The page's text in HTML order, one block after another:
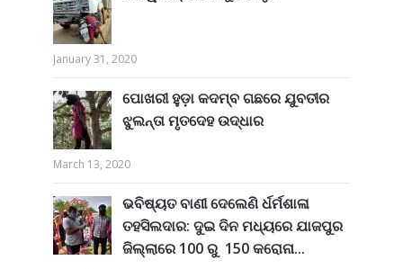
January 31, 2020
ପୋଖରୀ ହୁଡ଼ା କଦମ୍ବ ଗଛରେ ଯୁବତୀର
ଝୁଲନ୍ତା ମୃତଦେହ ଉଦ୍ଧାର
March 13, 2020
ଭବିଷ୍ୟତ ବାଣୀ ଦେଲେଣି ର୍ଧର୍ମଶାଳା
ତହସିଲଦାର: ଦୁଇ ଦିନ ମଧ୍ୟରେ ଯାଜପୁର
ଜିଲ୍ଲାରେ 100 ରୁ 150 କରୋନା...